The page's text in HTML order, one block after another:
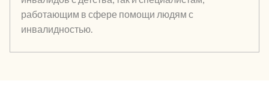
работающим в сфере помощи людям с
инвалидностью.